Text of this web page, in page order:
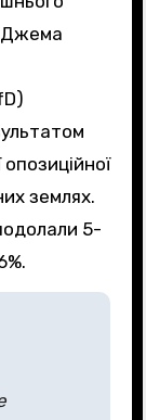
Джема
землях.
5-